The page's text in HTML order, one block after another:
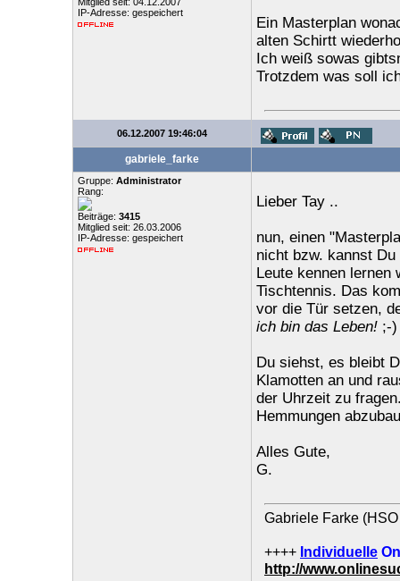
IP-Adresse: gespeichert
Ein Masterplan
alten Schirtt
Ich weiß sowas
Trotzdem was soll
06.12.2007 19:46:04
gabriele_farke
Gruppe: Administrator
Rang:
Beiträge: 3415
Mitglied seit: 26.03.2006
IP-Adresse: gespeichert
Lieber Tay ..
nun, einen
nicht bzw. kannst
Leute kennen lernen
Tischtennis. Das
vor die Tür setzen,
ich bin das Leben!;-)
Du siehst, es bleibt
Klamotten an und
der Uhrzeit zu
Hemmungen
Alles Gute,
G.
Gabriele Farke (HSO
++++ Individuelle
http://